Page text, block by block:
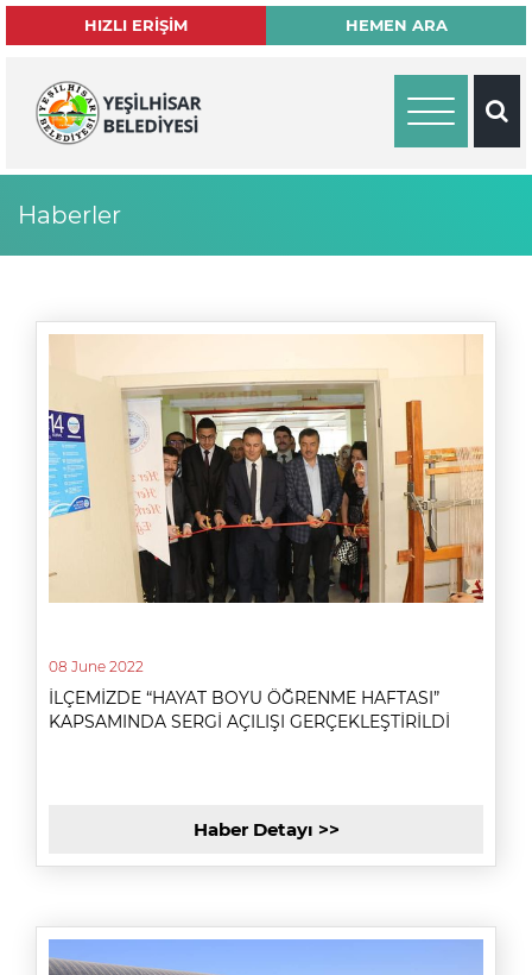
HIZLI ERİŞİM HEMEN ARA ×
Haberler
08 June 2022
İLÇEMİZDE “HAYAT BOYU ÖĞRENME HAFTASI”
KAPSAMINDA SERGİ AÇILIŞI GERÇEKLEŞTİRİLDİ
Haber Detayı >>